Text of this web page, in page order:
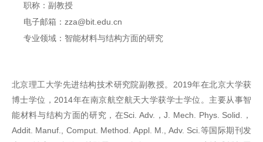
职称：副教授
电子邮箱：zza@bit.edu.cn
专业领域： 智能材料与结构方面的研究
北京理工大学先进结构技术研究院副教授。2019年在北京大学获
博士学位，2014年在南京航空航天大学获学士学位。主要从事智
能材料与结构方面的研究，在Sci. Adv.，J. Mech. Phys. Solid.，
Addit. Manuf., Comput. Method. Appl. M., Adv. Sci.等国际期刊发